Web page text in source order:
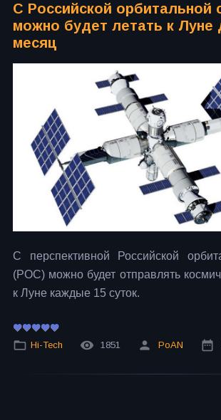
C Российской орбитальной
можно будет летать к Луне
месяц
С перспективной Российской
(РОС) можно будет отправлять
к Луне каждые 15 суток.
Hi-Tech 1851 PoAN